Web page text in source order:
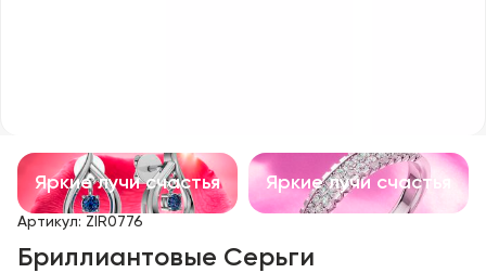
Аксессуары
Все
Яркие лучи счастья Яркие лучи счастья
Артикул: ZIR0776
Бриллиантовые Серьги